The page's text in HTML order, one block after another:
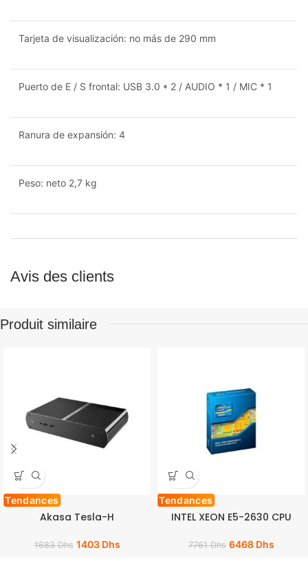
Tarjeta de visualización: no más de 290 mm
Puerto de E / S frontal: USB 3.0 * 2 / AUDIO * 1 / MIC * 1
Ranura de expansión: 4
Peso: neto 2,7 kg
Avis des clients
Produit similaire
Tendances
Akasa Tesla-H
1683Dhs 1403 Dhs
Tendances
INTEL XEON E5-2630 CPU
7761Dhs 6468 Dhs